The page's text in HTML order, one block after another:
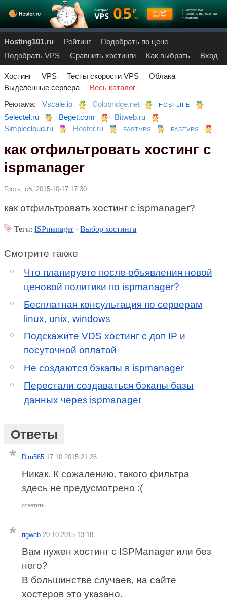
Hosting101.ru Рейтинг
Подобрать по цене
Подобрать VPS
Сравнить хостинги Как выбрать Вход
Хостинг VPS Тесты скорости VPS
Облака
Выделенные сервера
Весь каталог
Реклама:
Vscale.io Colobridge.net HOSTLIFE
Selectel.ru Beget.com
Bitweb.ru
Simplecloud.ru
Hoster.ru FASTVPS FASTVPS
как отфильтровать хостинг с
ispmanager
Гость, сб, 2015-10-17 17:30
как отфильтровать хостинг с ispmanager?
Теги:ISPmanager·Выбор хостинга
Смотрите также
Что планируете после объявления новой
ценовой политики по ispmanager?
Бесплатная консультация по серверам
linux, unix, windows
Подскажите VDS хостинг с доп IP и
посуточной оплатой
Не создаются бэкапы в ispmanager
Перестали создаваться бэкапы базы
данных через ispmanager
Ответы
Dim565 17.10.2015 21:26
Никак. К сожалению, такого фильтра
здесь не предусмотрено :(
ответить
rigweb 20.10.2015 13:18
Вам нужен хостинг с ISPManager или без
него?
В большинстве случаев, на сайте
хостеров это указано.